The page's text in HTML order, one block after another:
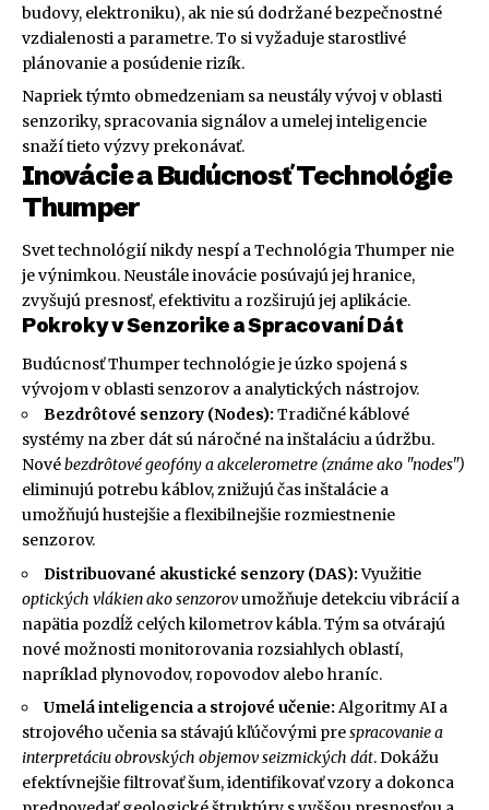
budovy, elektroniku), ak nie sú dodržané bezpečnostné
vzdialenosti a parametre. To si vyžaduje starostlivé
plánovanie a posúdenie rizík.
Napriek týmto obmedzeniam sa neustály vývoj v oblasti
senzoriky, spracovania signálov a umelej inteligencie
snaží tieto výzvy prekonávať.
Inovácie a Budúcnosť Technológie
Thumper
Svet technológií nikdy nespí a Technológia Thumper nie
je výnimkou. Neustále inovácie posúvajú jej hranice,
zvyšujú presnosť, efektivitu a rozširujú jej aplikácie.
Pokroky v Senzorike a Spracovaní Dát
Budúcnosť Thumper technológie je úzko spojená s
vývojom v oblasti senzorov a analytických nástrojov.
Bezdrôtové senzory (Nodes): Tradičné káblové
systémy na zber dát sú náročné na inštaláciu a údržbu.
Novébezdrôtové geofóny a akcelerometre (známe ako "nodes")
eliminujú potrebu káblov, znižujú čas inštalácie a
umožňujú hustejšie a flexibilnejšie rozmiestnenie
senzorov.
Distribuované akustické senzory (DAS):Využitie
optických vlákien ako senzorovumožňuje detekciu vibrácií a
napätia pozdĺž celých kilometrov kábla. Tým sa otvárajú
nové možnosti monitorovania rozsiahlych oblastí,
napríklad plynovodov, ropovodov alebo hraníc.
Umelá inteligencia a strojové učenie: Algoritmy AI a
strojového učenia sa stávajú kľúčovými prespracovanie a
interpretáciu obrovských objemov seizmických dát. Dokážu
efektívnejšie filtrovať šum, identifikovať vzory a dokonca